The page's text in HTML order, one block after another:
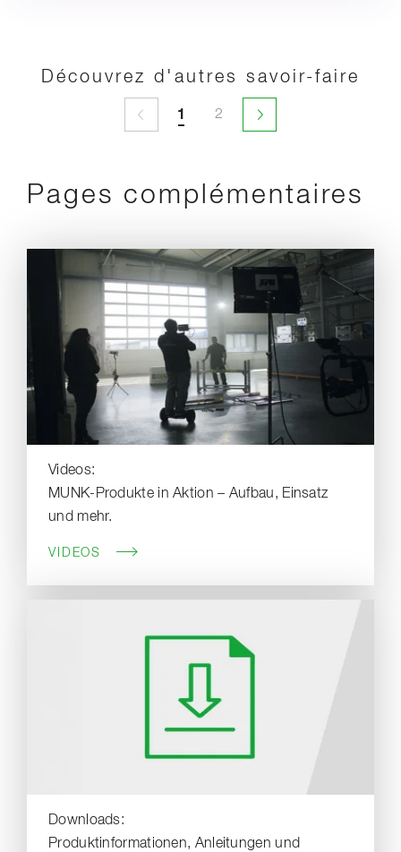
Découvrez d'autres savoir-faire
Changement de page indisponible
1
1 2
2
Page suivante
Pages complémentaires
Videos:
MUNK-Produkte in Aktion – Aufbau, Einsatz
und mehr.
VIDEOS
Downloads:
Produktinformationen, Anleitungen und